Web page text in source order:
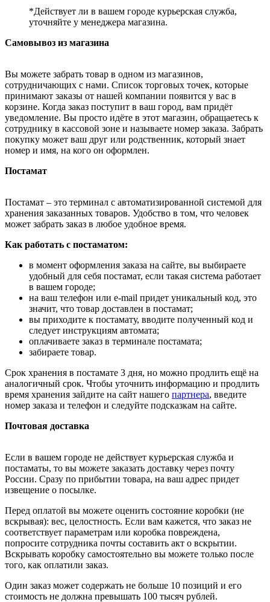
*Действует ли в вашем городе курьерская служба,
уточняйте у менеджера магазина.
Самовывоз из магазина
Вы можете забрать товар в одном из магазинов,
сотрудничающих с нами. Список торговых точек, которые
принимают заказы от нашей компании появится у вас в
корзине. Когда заказ поступит в ваш город, вам придёт
уведомление. Вы просто идёте в этот магазин, обращаетесь к
сотруднику в кассовой зоне и называете номер заказа. Забрать
покупку может ваш друг или родственник, который знает
номер и имя, на кого он оформлен.
Постамат
Постамат – это терминал с автоматизированной системой для
хранения заказанных товаров. Удобство в том, что человек
может забрать заказ в любое удобное время.
Как работать с постаматом:
в момент оформления заказа на сайте, вы выбираете
удобный для себя постамат, если такая система работает
в вашем городе;
на ваш телефон или e-mail придет уникальный код, это
значит, что товар доставлен в постамат;
вы приходите к постамату, вводите полученный код и
следует инструкциям автомата;
оплачиваете заказ в терминале постамата;
забираете товар.
Срок хранения в постамате 3 дня, но можно продлить ещё на
аналогичный срок. Чтобы уточнить информацию и продлить
время хранения зайдите на сайт нашего партнера, введите
номер заказа и телефон и следуйте подсказкам на сайте.
Почтовая доставка
Если в вашем городе не действует курьерская служба и
постаматы, то вы можете заказать доставку через почту
России. Сразу по прибытии товара, на ваш адрес придет
извещение о посылке.
Перед оплатой вы можете оценить состояние коробки (не
вскрывая): вес, целостность. Если вам кажется, что заказ не
соответствует параметрам или коробка повреждена,
попросите сотрудника почты составить акт о вскрытии.
Вскрывать коробку самостоятельно вы можете только после
того, как оплатили заказ.
Один заказ может содержать не больше 10 позиций и его
стоимость не должна превышать 100 тысяч рублей.